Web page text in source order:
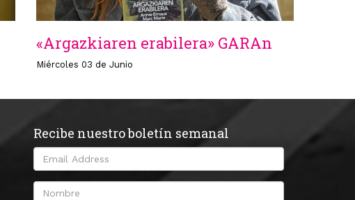
«Argazkiaren erabilera» GARAn
Miércoles 03 de Junio
Recibe nuestro boletín semanal